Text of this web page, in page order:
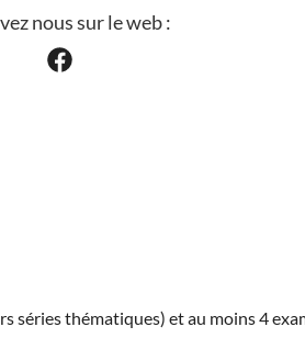
nous sur le web :
séries thématiques) et au moins 4